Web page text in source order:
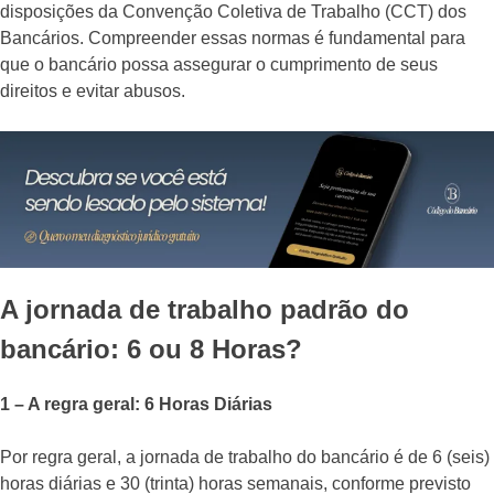
disposições da Convenção Coletiva de Trabalho (CCT) dos
Bancários. Compreender essas normas é fundamental para
que o bancário possa assegurar o cumprimento de seus
direitos e evitar abusos.
A jornada de trabalho padrão do
bancário: 6 ou 8 Horas?
1 – A regra geral: 6 Horas Diárias
Por regra geral, a jornada de trabalho do bancário é de 6 (seis)
horas diárias e 30 (trinta) horas semanais, conforme previsto